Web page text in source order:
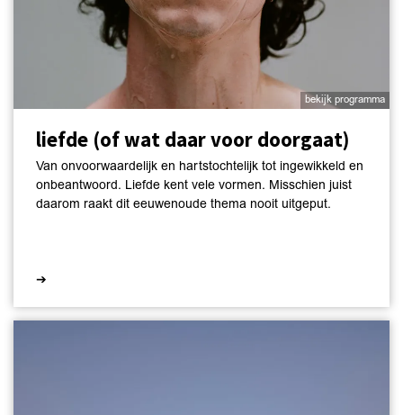
bekijk programma
liefde (of wat daar voor doorgaat)
Van onvoorwaardelijk en hartstochtelijk tot ingewikkeld en
onbeantwoord. Liefde kent vele vormen. Misschien juist
daarom raakt dit eeuwenoude thema nooit uitgeput.
➔